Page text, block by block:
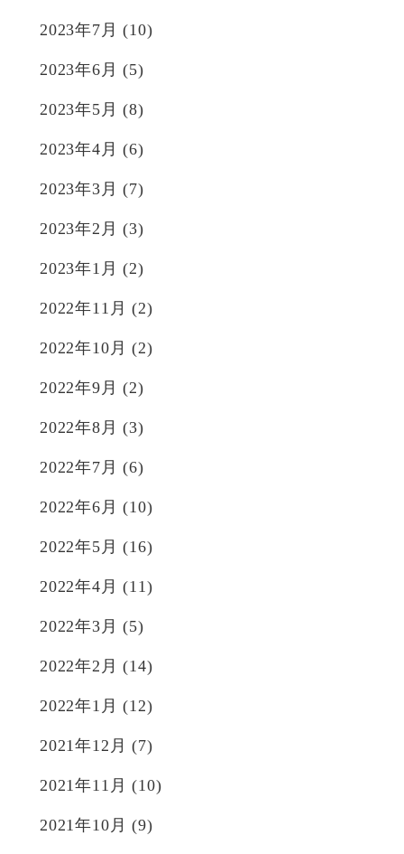
2023年7月 (10)
2023年6月 (5)
2023年5月 (8)
2023年4月 (6)
2023年3月 (7)
2023年2月 (3)
2023年1月 (2)
2022年11月 (2)
2022年10月 (2)
2022年9月 (2)
2022年8月 (3)
2022年7月 (6)
2022年6月 (10)
2022年5月 (16)
2022年4月 (11)
2022年3月 (5)
2022年2月 (14)
2022年1月 (12)
2021年12月 (7)
2021年11月 (10)
2021年10月 (9)